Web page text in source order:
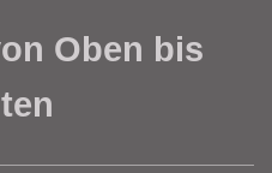
Oben bis